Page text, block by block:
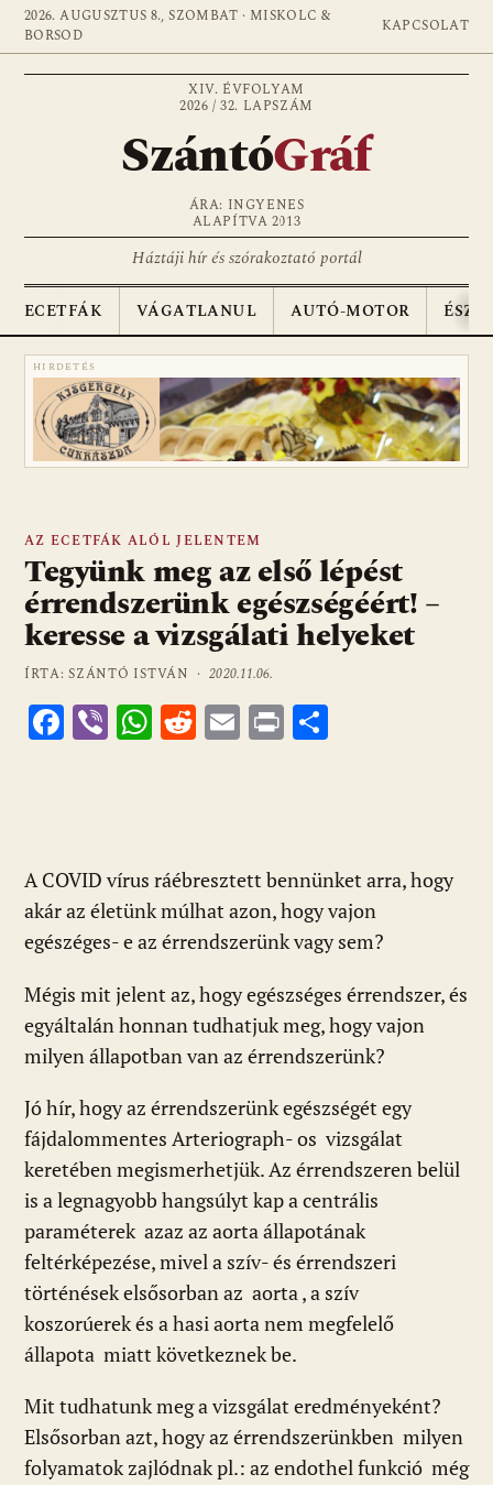
2026. AUGUSZTUS 8., SZOMBAT · MISKOLC &
BORSOD
KAPCSOLAT
XIV. ÉVFOLYAM
2026 / 32. LAPSZÁM
SzántóGráf
ÁRA: INGYENES
ALAPÍTVA 2013
Háztáji hír és szórakoztató portál
ECETFÁK VÁGATLANUL AUTÓ-MOTOR
HIRDETÉS
AZ ECETFÁK ALÓL JELENTEM
Tegyünk meg az első lépést
érrendszerünk egészségéért! –
keresse a vizsgálati helyeket
ÍRTA: SZÁNTÓ ISTVÁN ·2020.11.06.
F
o
o
k
Vi W
A
p
p
R E Pr
e
g
A COVID vírus ráébresztett bennünket arra, hogy
akár az életünk múlhat azon, hogy vajon
egészéges- e az érrendszerünk vagy sem?
Mégis mit jelent az, hogy egészséges érrendszer, és
egyáltalán honnan tudhatjuk meg, hogy vajon
milyen állapotban van az érrendszerünk?
Jó hír, hogy az érrendszerünk egészségét egy
fájdalommentes Arteriograph- os vizsgálat
keretében megismerhetjük. Az érrendszeren belül
is a legnagyobb hangsúlyt kap a centrális
paraméterek azaz az aorta állapotának
feltérképezése, mivel a szív- és érrendszeri
történések elsősorban az aorta , a szív
koszorúerek és a hasi aorta nem megfelelő
állapota miatt következnek be.
Mit tudhatunk meg a vizsgálat eredményeként?
Elsősorban azt, hogy az érrendszerünkben milyen
folyamatok zajlódnak pl.: az endothel funkció még